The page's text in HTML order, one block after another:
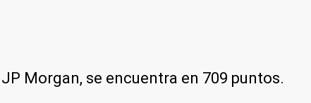
Morgan, se encuentra en 709 puntos.